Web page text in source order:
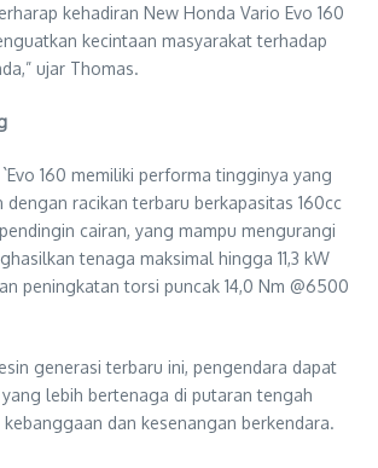
kehadiran New Honda Vario Evo 160
kecintaan masyarakat terhadap
ujar Thomas.
160 memiliki performa tingginya yang
dengan racikan terbaru berkapasitas 160cc
cairan, yang mampu mengurangi
tenaga maksimal hingga 11,3 kW
peningkatan torsi puncak 14,0 Nm @6500
generasi terbaru ini, pengendara dapat
lebih bertenaga di putaran tengah
dan kesenangan berkendara.